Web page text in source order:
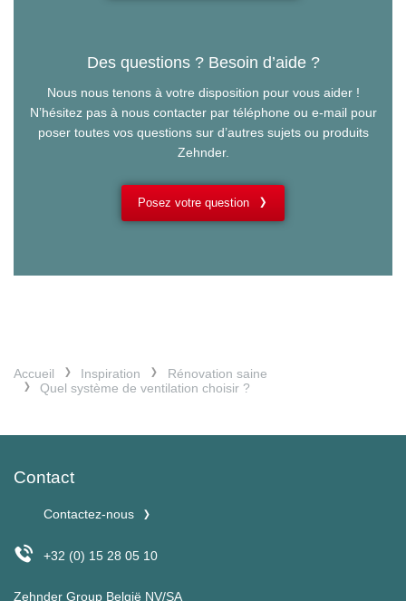
Des questions ? Besoin d’aide ?
Nous nous tenons à votre disposition pour vous aider !
N’hésitez pas à nous contacter par téléphone ou e-mail pour
poser toutes vos questions sur d’autres sujets ou produits
Zehnder.
Posez votre question
Accueil Inspiration
Rénovation saine
Quel système de ventilation choisir ?
Contact
Contactez-nous
+32 (0) 15 28 05 10
Zehnder Group België NV/SA